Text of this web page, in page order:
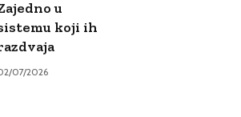
u
koji ih
07/2026